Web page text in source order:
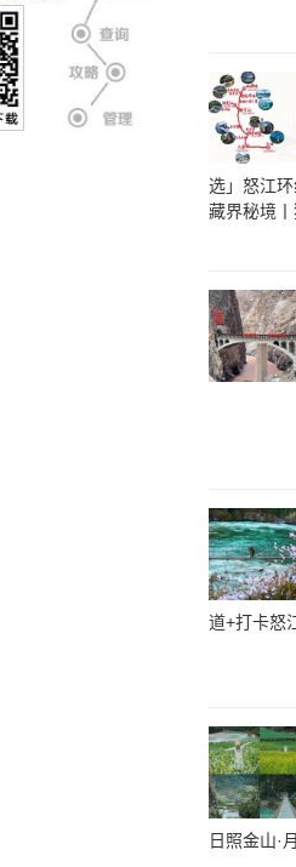
选」怒江
藏界秘境
道+打卡怒
日照金山·